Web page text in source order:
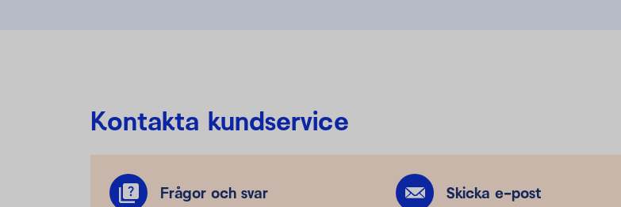
Kontakta kundservice
Frågor och svar Skicka e-post